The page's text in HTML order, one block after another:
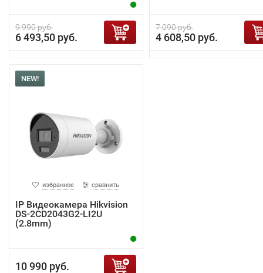
9 990 руб.
6 493,50 руб.
7 090 руб.
4 608,50 руб.
NEW!
избранное сравнить
IP Видеокамера Hikvision
DS-2CD2043G2-LI2U
(2.8mm)
10 990 руб.